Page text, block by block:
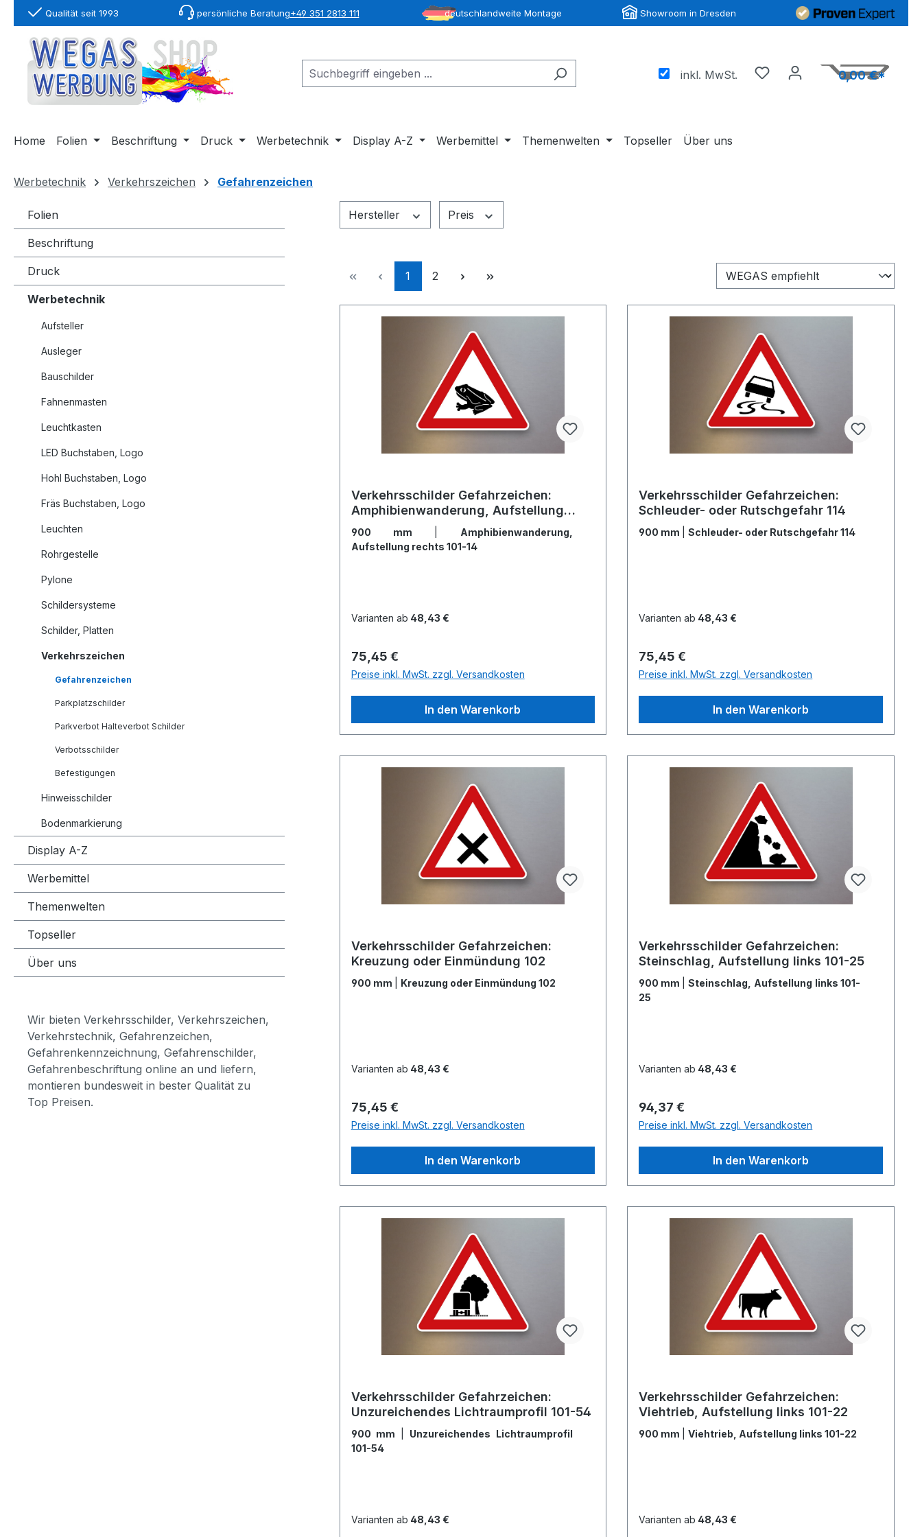
Zur Hauptnavigation springen
Qualität seit 1993 persönliche Beratung+49 351 2813 111 deutschlandweite Montage Showroom in Dresden
inkl. MwSt. 0,00 €*
Home Folien Beschriftung Druck Werbetechnik Display A-Z Werbemittel Themenwelten Topseller Über uns
Werbetechnik Verkehrszeichen Gefahrenzeichen
Folien
Beschriftung
Druck
Werbetechnik
Aufsteller
Ausleger
Bauschilder
Fahnenmasten
Leuchtkasten
LED Buchstaben, Logo
Hohl Buchstaben, Logo
Fräs Buchstaben, Logo
Leuchten
Rohrgestelle
Pylone
Schildersysteme
Schilder, Platten
Verkehrszeichen
Gefahrenzeichen
Parkplatzschilder
Parkverbot Halteverbot Schilder
Verbotsschilder
Befestigungen
Hinweisschilder
Bodenmarkierung
Display A-Z
Werbemittel
Themenwelten
Topseller
Über uns
Wir bieten Verkehrsschilder, Verkehrszeichen,
Verkehrstechnik, Gefahrenzeichen,
Gefahrenkennzeichnung, Gefahrenschilder,
Gefahrenbeschriftung online an und liefern,
montieren bundesweit in bester Qualität zu
Top Preisen.
Hersteller Preis
Seite
1 Seite
2
Verkehrsschilder Gefahrzeichen:
Amphibienwanderung, Aufstellung
rechts 101-14
900 mm
Amphibienwanderung,
Aufstellung rechts 101-14
Varianten ab 48,43 €
Regulärer Preis:
75,45 €
Preise inkl. MwSt. zzgl. Versandkosten
In den Warenkorb
Verkehrsschilder Gefahrzeichen:
Schleuder- oder Rutschgefahr 114
900 mm |Schleuder- oder Rutschgefahr 114
Varianten ab 48,43 €
Regulärer Preis:
75,45 €
Preise inkl. MwSt. zzgl. Versandkosten
In den Warenkorb
Verkehrsschilder Gefahrzeichen:
Kreuzung oder Einmündung 102
900 mm Kreuzung oder Einmündung 102
Varianten ab 48,43 €
Regulärer Preis:
75,45 €
Preise inkl. MwSt. zzgl. Versandkosten
In den Warenkorb
Verkehrsschilder Gefahrzeichen:
Steinschlag, Aufstellung links 101-25
900 mm |Steinschlag, Aufstellung links 101-
25
Varianten ab 48,43 €
Regulärer Preis:
94,37 €
Preise inkl. MwSt. zzgl. Versandkosten
In den Warenkorb
Verkehrsschilder Gefahrzeichen:
Unzureichendes Lichtraumprofil 101-54
900 mm
Unzureichendes Lichtraumprofil
101-54
Varianten ab 48,43 €
Verkehrsschilder Gefahrzeichen:
Viehtrieb, Aufstellung links 101-22
900 mm |Viehtrieb, Aufstellung links 101-22
Varianten ab 48,43 €